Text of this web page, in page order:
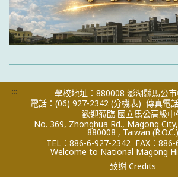
:::
學校地址：880008 澎湖縣馬公
電話：(06) 927-2342 (分機表) 傳真電
歡迎蒞臨 國立馬公高級中
No. 369, Zhonghua Rd., Magong
880008 , Taiwan (R.O.C.)
TEL：886-6-927-2342 FAX：
Welcome to National Magong
致謝 Credits